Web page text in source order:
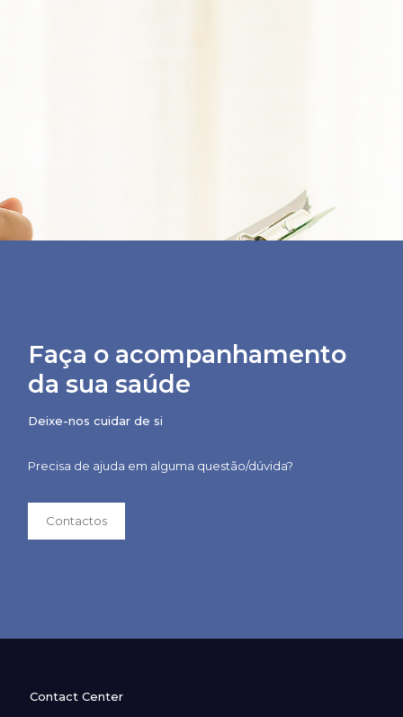
Faça o acompanhamento
da sua saúde
Deixe-nos cuidar de si
Precisa de ajuda em alguma questão/dúvida?
Contactos
Contact Center